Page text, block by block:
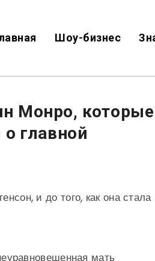
Шоу-бизнес
Монро, которые
главной
и до того, как она стала
мать